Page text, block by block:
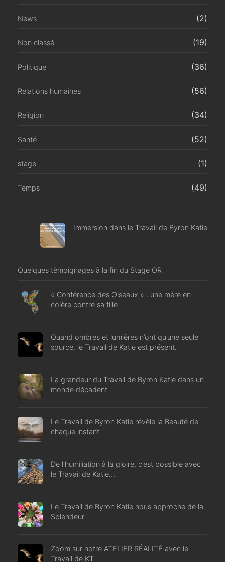
News (2)
Non classé (19)
Politique (36)
Relations humaines (56)
Religion (34)
Santé (52)
stage (1)
Temps (49)
Immersion dans le Travail de Byron Katie
Quelques témoignages à la fin du Stage OR
« Conférence des Oiseaux » : une mère en
colère contre sa fille
Quand ombres et lumières n’ont qu’une seule
source, le Travail de Katie est présent.
La grandeur du Travail de Byron Katie dans un
monde décadent
Le Travail de Byron Katie révèle la Beauté de
chaque instant
De l’humiliation à la gloire, c’est possible avec
le Travail de Katie…
Le Travail de Byron Katie nous approche de la
Splendeur
Zoom sur notre ATELIER RÉALITÉ avec le
Travail de KT